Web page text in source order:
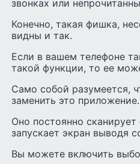
звонках или
Конечно, такая фишка,
видны и так.
Если в вашем телефоне
такой функции, то ее
Само собой разумеется,
заменить это приложение.
Оно постоянно
запускает экран выводя
Вы можете включить